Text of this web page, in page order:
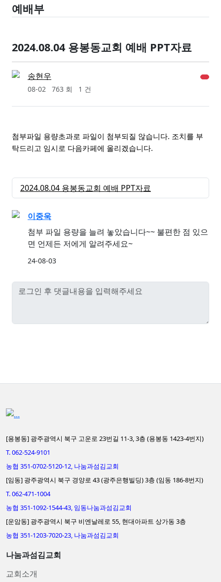
예배부
2024.08.04 용봉동교회 예배 PPT자료
송현우
08-02 763 회 1 건
첨부파일 용량초과로 파일이 첨부되질 않습니다. 조치를 부
탁드리고 임시로 다음카페에 올리겠습니다.
2024.08.04 용봉동교회 예배 PPT자료
이중욱
첨부 파일 용량을 늘려 놓았습니다~~ 불편한 점 있으
면 언제든 저에게 알려주세요~
24-08-03
[용봉동] 광주광역시 북구 고운로 23번길 11-3, 3층 (용봉동 1423-4번지)
T. 062-524-9101
농협 351-0702-5120-12, 나눔과섬김교회
[임동] 광주광역시 북구 경양로 43 (광주은행빌딩) 3층 (임동 186-8번지)
T. 062-471-1004
농협 351-1092-1544-43, 임동나눔과섬김교회
[운암동] 광주광역시 북구 비엔날레로 55, 현대아파트 상가동 3층
농협 351-1203-7020-23, 나눔과섬김교회
나눔과섬김교회
교회소개